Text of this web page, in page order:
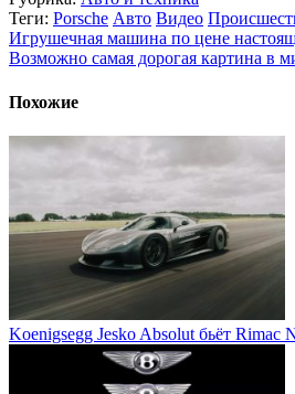
Теги: Porsche Авто Видео
Игрушечная машина по цене
Возможно самая дорогая картина в
Похожие
Koenigsegg Jesko Absolut бьёт Rimac